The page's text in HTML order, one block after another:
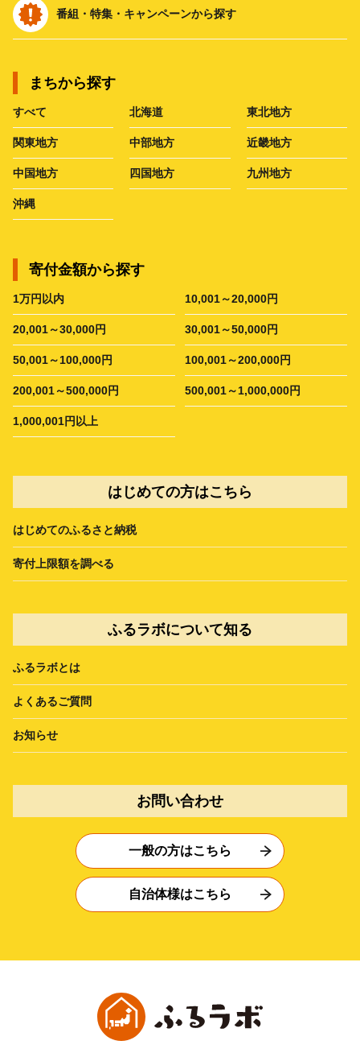
番組・特集・キャンペーンから探す
まちから探す
すべて 北海道 東北地方
関東地方 中部地方 近畿地方
中国地方 四国地方 九州地方
沖縄
寄付金額から探す
1万円以内 10,001～20,000円
20,001～30,000円 30,001～50,000円
50,001～100,000円 100,001～200,000円
200,001～500,000円 500,001～1,000,000円
1,000,001円以上
はじめての方はこちら
はじめてのふるさと納税
寄付上限額を調べる
ふるラボについて知る
ふるラボとは
よくあるご質問
お知らせ
お問い合わせ
一般の方はこちら
自治体様はこちら